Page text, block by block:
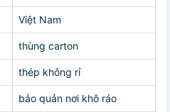
Việt Nam
thùng carton
thép không rỉ
bảo quản nơi khô ráo